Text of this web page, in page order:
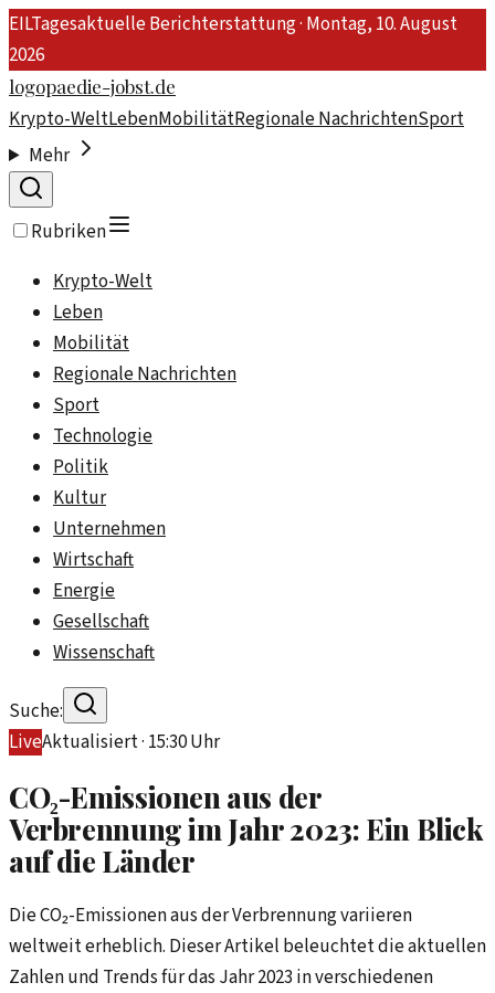
EILTagesaktuelle Berichterstattung · Montag, 10. August
2026
logopaedie-jobst.de
Krypto-WeltLebenMobilitätRegionale NachrichtenSport
Mehr
Rubriken
Krypto-Welt
Leben
Mobilität
Regionale Nachrichten
Sport
Technologie
Politik
Kultur
Unternehmen
Wirtschaft
Energie
Gesellschaft
Wissenschaft
Suche:
LiveAktualisiert · 15:30Uhr
CO₂-Emissionen aus der
Verbrennung im Jahr 2023: Ein Blick
auf die Länder
Die CO₂-Emissionen aus der Verbrennung variieren
weltweit erheblich. Dieser Artikel beleuchtet die aktuellen
Zahlen und Trends für das Jahr 2023 in verschiedenen